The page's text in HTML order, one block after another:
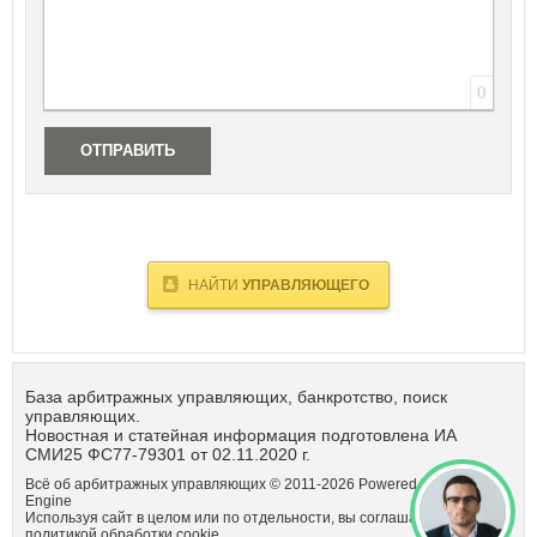
Рязанская область
Самарская область
Санкт-Петербург
Свердловская область
Т
Тамбовская область
Тверская область
Тульская область
Тюменская область
0
ОТПРАВИТЬ
НАЙТИ УПРАВЛЯЮЩЕГО
База арбитражных управляющих, банкротство, поиск
управляющих.
Новостная и статейная информация подготовлена ИА
СМИ25 ФС77-79301 от 02.11.2020 г.
Всё об арбитражных управляющих © 2011-2026 Powered by DataLife
Engine
Используя сайт в целом или по отдельности, вы соглашаетсь с